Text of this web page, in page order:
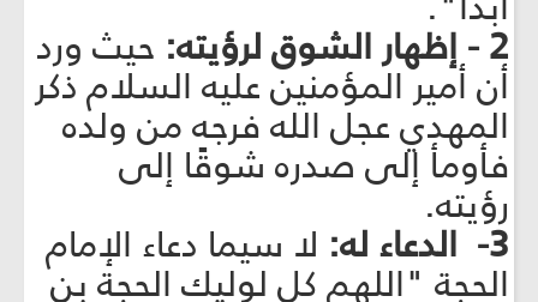
2 - إظهار الشوق لرؤيته: حيث ورد
أن أمير المؤمنين عليه السلام ذكر
المهدي عجل الله فرجه من ولده
فأومأ إلى صدره شوقًا إلى
رؤيته.
3- الدعاء له: لا سيما دعاء الإمام
الحجة "اللهم كل لوليك الحجة بن